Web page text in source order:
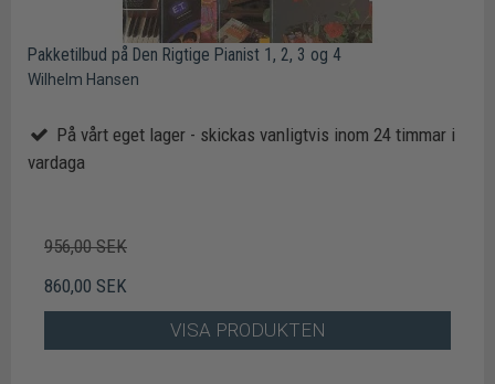
Pakketilbud på Den Rigtige Pianist 1, 2, 3 og 4
Wilhelm Hansen
På vårt eget lager - skickas vanligtvis inom 24 timmar i
vardaga
956,00 SEK
860,00 SEK
VISA PRODUKTEN